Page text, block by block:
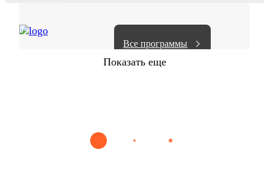
Все программы
Показать еще
Сестринское дело Эпидемиология
Выберите направление